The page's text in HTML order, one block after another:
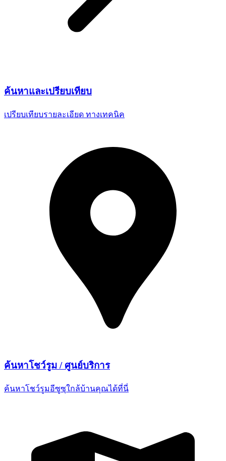
ค้นหาและเปรียบเทียบ
เปรียบเทียบรายละเอียด ทางเทคนิค
ค้นหาโชว์รูม / ศูนย์บริการ
ค้นหาโชว์รูมอีซูซุใกล้บ้านคุณได้ที่นี่